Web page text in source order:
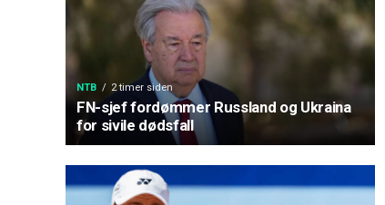
NTB 2 timer siden
FN-sjef fordømmer Russland og Ukraina
for sivile dødsfall